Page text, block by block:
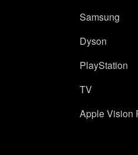
Samsung
Dyson
PlayStation
TV
Apple Vision